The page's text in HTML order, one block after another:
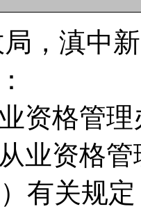
，滇中
资格管
业资格
）有关规